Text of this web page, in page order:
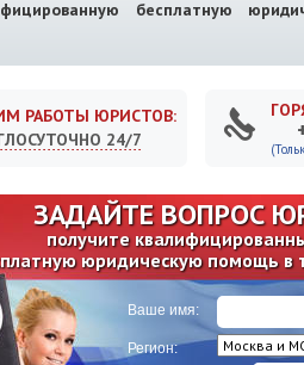
бесплатную
РАБОТЫ ЮРИСТОВ:
24/7
ЗАДАЙТЕ ВОПРОС
получите
юридическую помощь в
Ваше имя:
Регион: